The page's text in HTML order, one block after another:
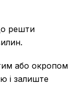
решти
або окропом
і залиште